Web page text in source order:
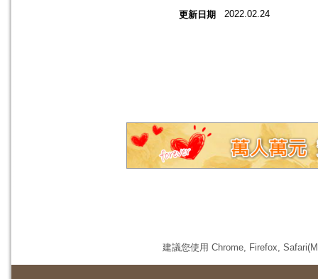
更新日期 2022.02.24
建議您使用 Chrome, Firefox,